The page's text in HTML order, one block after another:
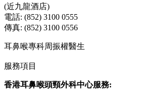
(近九龍酒店)
電話: (852) 3100 0555
傳真: (852) 3100 0556
耳鼻喉專科周振權醫生
服務項目
香港耳鼻喉頭頸外科中心服務: